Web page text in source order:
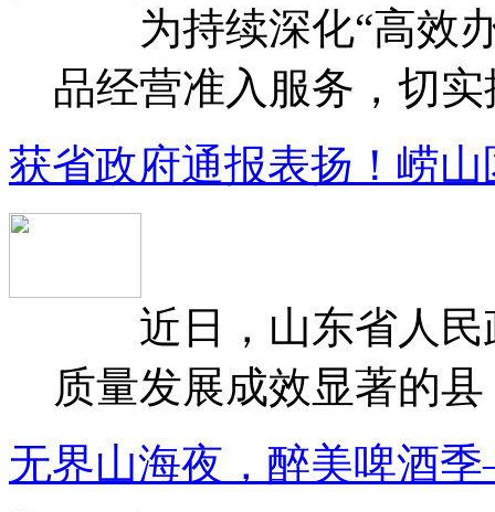
为持续深化“高效办
品经营准入服务，切
获省政府通报表扬！崂
近日，山东省人民
质量发展成效显著的
无界山海夜，醉美啤酒